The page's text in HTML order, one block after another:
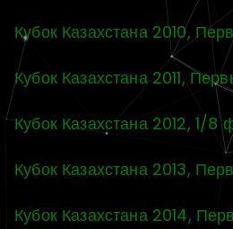
Кубок Казахстана 2010,
Кубок Казахстана 2011,
Кубок Казахстана 2012, 1/8
Кубок Казахстана 2013,
Кубок Казахстана 2014,